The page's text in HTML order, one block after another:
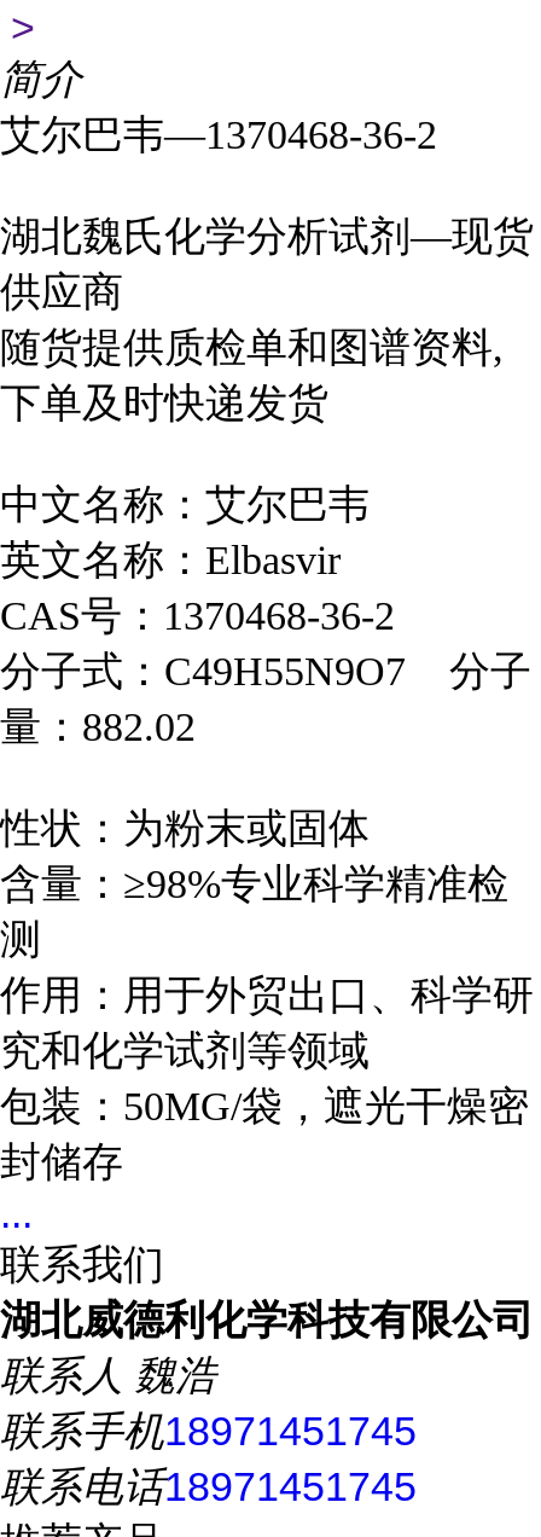
>
简介
艾尔巴韦—1370468-36-2
湖北魏氏化学分析试剂—现货
供应商
随货提供质检单和图谱资料,
下单及时快递发货
中文名称：艾尔巴韦
英文名称：Elbasvir
CAS号：1370468-36-2
分子式：C49H55N9O7 分子
量：882.02
性状：为粉末或固体
含量：≥98%专业科学精准检
测
作用：用于外贸出口、科学研
究和化学试剂等领域
包装：50MG/袋，遮光干燥密
封储存
...
联系我们
湖北威德利化学科技有限公司
联系人 魏浩
联系手机18971451745
联系电话18971451745